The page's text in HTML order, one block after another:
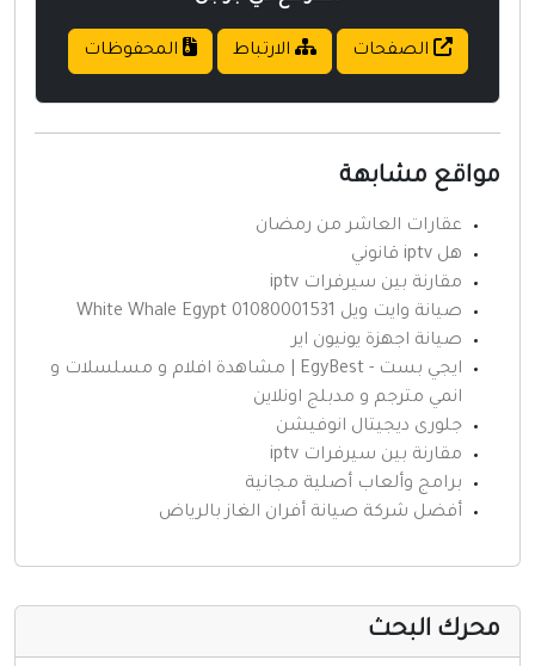
الصفحات الارتباط المحفوظات
مشابهة
عقارات العاشر من رمضان
هل iptv قانوني
مقارنة بين سيرفرات iptv
صيانة وايت ويل 01080001531 White Whale Egypt
صيانة اجهزة يونيون اير
ايجي بست - EgyBest | مشاهدة افلام و مسلسلات و
انمي مترجم و مدبلج اونلاين
جلورى ديجيتال انوفيشن
مقارنة بين سيرفرات iptv
برامج وألعاب أصلية مجانية
أفضل شركة صيانة أفران الغاز بالرياض
البحث